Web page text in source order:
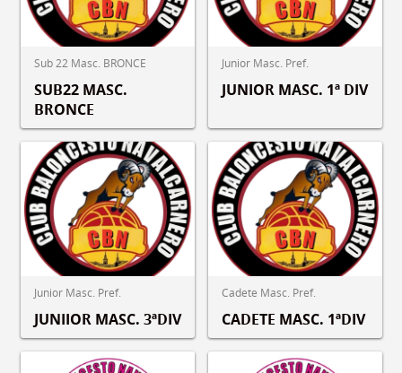
Sub 22 Masc. BRONCE
SUB22 MASC.
BRONCE
Junior Masc. Pref.
JUNIOR MASC. 1ª DIV
Junior Masc. Pref.
JUNIIOR MASC. 3ªDIV
Cadete Masc. Pref.
CADETE MASC. 1ªDIV